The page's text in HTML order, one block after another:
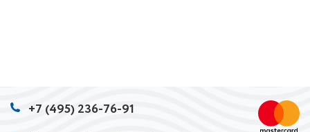
+7 (495) 236-76-91